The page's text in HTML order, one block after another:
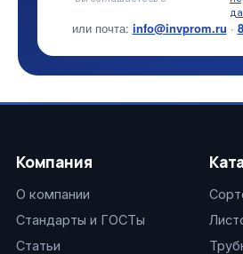
или почта: info@invprom.ru ·
Компания
О компании
Стандарты и ГОСТы
Статьи